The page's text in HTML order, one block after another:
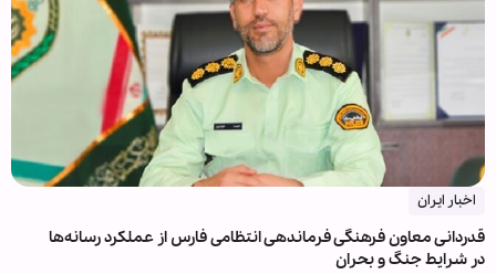
اخبار ایران
قدردانی معاون فرهنگی فرماندهی انتظامی فارس از عملکرد رسانه‌ها
در شرایط جنگ و بحران